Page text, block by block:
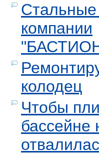
Стальные
компании
колодец
Чтобы
бассейне